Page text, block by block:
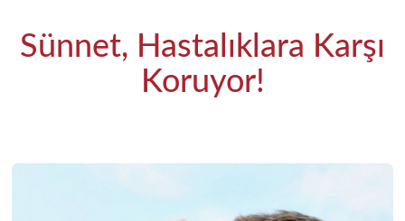
Sünnet, Hastalıklara Karşı
Koruyor!